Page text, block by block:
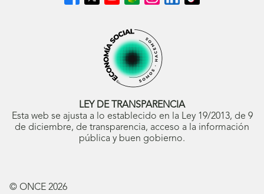
en
en
ventana
nueva)
en
abrirá
en
ventana
nueva)
en
Blog
ONCE
(se
abrirá
en
ventana
en
abrirá
en
ventana
nueva)
en
en
LEY DE TRANSPARENCIA
Esta web se ajusta a lo establecido en la Ley 19/2013, de 9
de diciembre, de transparencia, acceso a la información
pública y buen gobierno.
© ONCE 2026